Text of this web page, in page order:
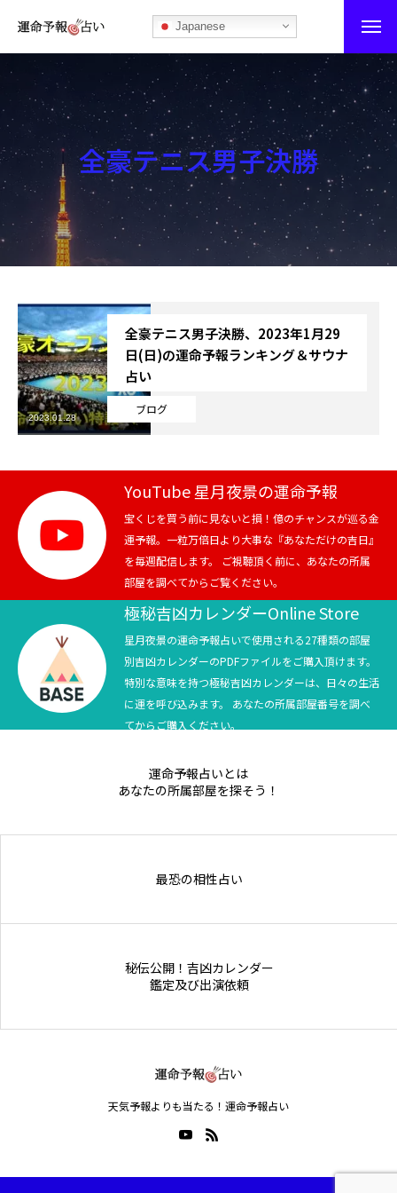
Japanese
運命予報占い
運命予報占いとは
あなたの所属部屋を探そう！
最恐の相性占い
秘伝公開！吉凶カレンダー
ブログ
お知らせ
芸能界
テニス
スポーツ
競馬
テニス四大大会・五輪
テニス四大大会・五輪
全豪テニス男子決勝
ブログ
全豪テニス男子決勝、2023年1月29
日(日)の運命予報ランキング＆サウナ
占い
2023.01.28
YouTube 星月夜景の運命予報
宝くじを買う前に見ないと損！億のチャンスが巡る金
運予報。一粒万倍日より大事な『あなただけの吉日』
を毎週配信します。 ご視聴頂く前に、あなたの所属
部屋を調べてからご覧ください。
極秘吉凶カレンダーOnline Store
星月夜景の運命予報占いで使用される27種類の部屋
別吉凶カレンダーのPDFファイルをご購入頂けます。
特別な意味を持つ極秘吉凶カレンダーは、日々の生活
に運を呼び込みます。 あなたの所属部屋番号を調べ
てからご購入ください。
運命予報占いとは
あなたの所属部屋を探そう！
最恐の相性占い
秘伝公開！吉凶カレンダー
鑑定及び出演依頼
天気予報よりも当たる！運命予報占い